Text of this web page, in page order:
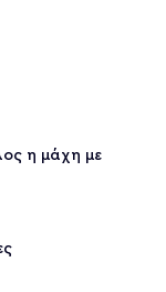
η μάχη με